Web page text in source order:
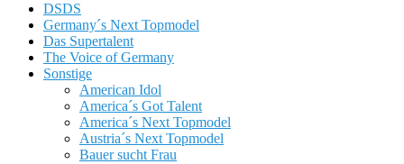
DSDS
Germany´s Next Topmodel
Das Supertalent
The Voice of Germany
Sonstige
American Idol
America´s Got Talent
America´s Next Topmodel
Austria´s Next Topmodel
Bauer sucht Frau